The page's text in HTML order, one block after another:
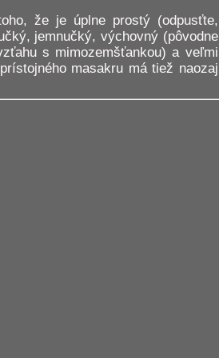
že je úplne prostý (odpusťte,
jemnučký, výchovný (pôvodne
s mimozemšťankou) a veľmi
masakru má tiež naozaj